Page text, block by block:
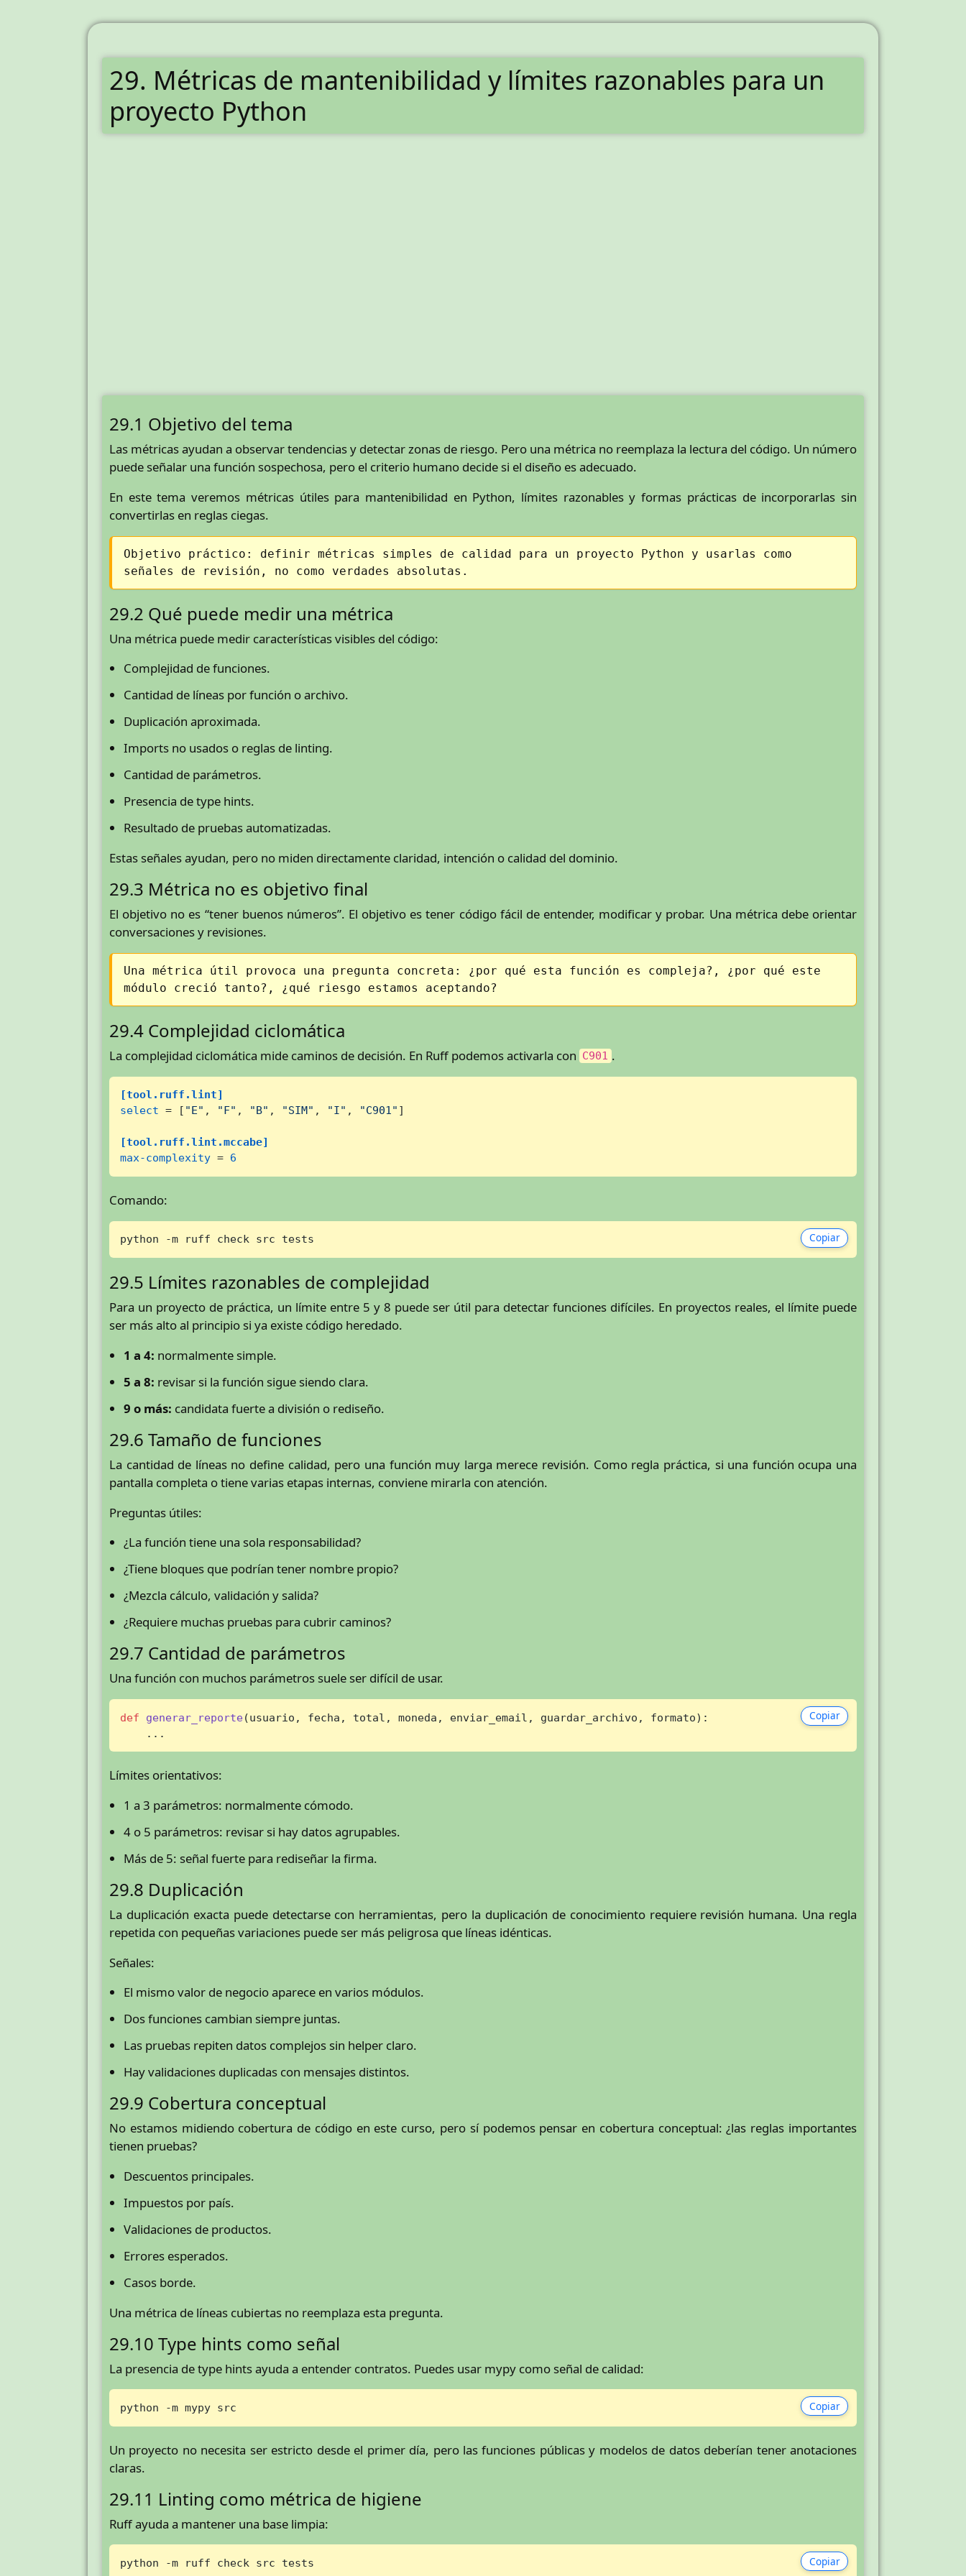
29. Métricas de mantenibilidad y límites razonables para un
proyecto Python
29.1 Objetivo del tema
Las métricas ayudan a observar tendencias y detectar zonas de riesgo. Pero una métrica no reemplaza la lectura del código. Un número
puede señalar una función sospechosa, pero el criterio humano decide si el diseño es adecuado.
En este tema veremos métricas útiles para mantenibilidad en Python, límites razonables y formas prácticas de incorporarlas sin
convertirlas en reglas ciegas.
Objetivo práctico: definir métricas simples de calidad para un proyecto Python y usarlas como
señales de revisión, no como verdades absolutas.
29.2 Qué puede medir una métrica
Una métrica puede medir características visibles del código:
Complejidad de funciones.
Cantidad de líneas por función o archivo.
Duplicación aproximada.
Imports no usados o reglas de linting.
Cantidad de parámetros.
Presencia de type hints.
Resultado de pruebas automatizadas.
Estas señales ayudan, pero no miden directamente claridad, intención o calidad del dominio.
29.3 Métrica no es objetivo final
El objetivo no es “tener buenos números”. El objetivo es tener código fácil de entender, modificar y probar. Una métrica debe orientar
conversaciones y revisiones.
Una métrica útil provoca una pregunta concreta: ¿por qué esta función es compleja?, ¿por qué este
módulo creció tanto?, ¿qué riesgo estamos aceptando?
29.4 Complejidad ciclomática
La complejidad ciclomática mide caminos de decisión. En Ruff podemos activarla con C901 .
[tool.ruff.lint]
select = [ "E" , "F" , "B" , "SIM" , "I" , "C901" ]
[tool.ruff.lint.mccabe]
max-complexity = 6
Comando:
Copiar
python -m ruff check src tests
29.5 Límites razonables de complejidad
Para un proyecto de práctica, un límite entre 5 y 8 puede ser útil para detectar funciones difíciles. En proyectos reales, el límite puede
ser más alto al principio si ya existe código heredado.
1 a 4: normalmente simple.
5 a 8: revisar si la función sigue siendo clara.
9 o más: candidata fuerte a división o rediseño.
29.6 Tamaño de funciones
La cantidad de líneas no define calidad, pero una función muy larga merece revisión. Como regla práctica, si una función ocupa una
pantalla completa o tiene varias etapas internas, conviene mirarla con atención.
Preguntas útiles:
¿La función tiene una sola responsabilidad?
¿Tiene bloques que podrían tener nombre propio?
¿Mezcla cálculo, validación y salida?
¿Requiere muchas pruebas para cubrir caminos?
29.7 Cantidad de parámetros
Una función con muchos parámetros suele ser difícil de usar.
Copiar
def generar_reporte(usuario, fecha, total, moneda, enviar_email, guardar_archivo, formato):
    ...
Límites orientativos:
1 a 3 parámetros: normalmente cómodo.
4 o 5 parámetros: revisar si hay datos agrupables.
Más de 5: señal fuerte para rediseñar la firma.
29.8 Duplicación
La duplicación exacta puede detectarse con herramientas, pero la duplicación de conocimiento requiere revisión humana. Una regla
repetida con pequeñas variaciones puede ser más peligrosa que líneas idénticas.
Señales:
El mismo valor de negocio aparece en varios módulos.
Dos funciones cambian siempre juntas.
Las pruebas repiten datos complejos sin helper claro.
Hay validaciones duplicadas con mensajes distintos.
29.9 Cobertura conceptual
No estamos midiendo cobertura de código en este curso, pero sí podemos pensar en cobertura conceptual: ¿las reglas importantes
tienen pruebas?
Descuentos principales.
Impuestos por país.
Validaciones de productos.
Errores esperados.
Casos borde.
Una métrica de líneas cubiertas no reemplaza esta pregunta.
29.10 Type hints como señal
La presencia de type hints ayuda a entender contratos. Puedes usar mypy como señal de calidad:
Copiar
python -m mypy src
Un proyecto no necesita ser estricto desde el primer día, pero las funciones públicas y modelos de datos deberían tener anotaciones
claras.
29.11 Linting como métrica de higiene
Ruff ayuda a mantener una base limpia:
Copiar
python -m ruff check src tests